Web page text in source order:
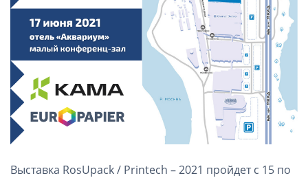
Выставка RosUpack / Printech – 2021 пройдет с 15 по